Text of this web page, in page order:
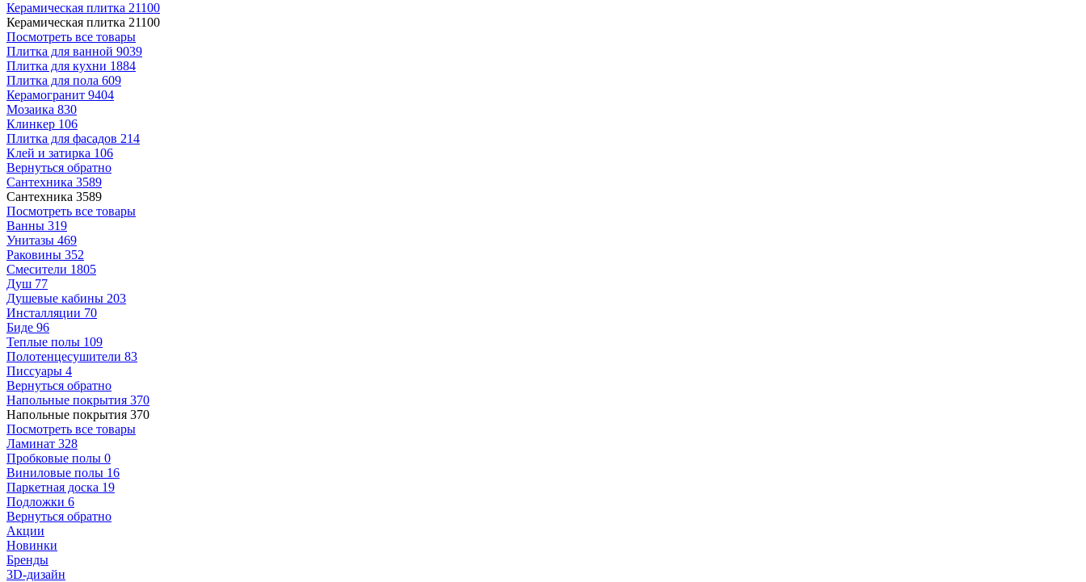
Керамическая плитка 21100
Керамическая плитка 21100
Посмотреть все товары
Плитка для ванной 9039
Плитка для кухни 1884
Плитка для пола 609
Керамогранит 9404
Мозаика 830
Клинкер 106
Плитка для фасадов 214
Клей и затирка 106
Вернуться обратно
Сантехника 3589
Сантехника 3589
Посмотреть все товары
Ванны 319
Унитазы 469
Раковины 352
Смесители 1805
Душ 77
Душевые кабины 203
Инсталляции 70
Биде 96
Теплые полы 109
Полотенцесушители 83
Писсуары 4
Вернуться обратно
Напольные покрытия 370
Напольные покрытия 370
Посмотреть все товары
Ламинат 328
Пробковые полы 0
Виниловые полы 16
Паркетная доска 19
Подложки 6
Вернуться обратно
Акции
Новинки
Бренды
3D-дизайн